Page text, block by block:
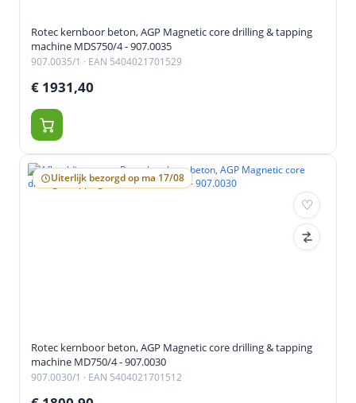
Rotec kernboor beton, AGP Magnetic core drilling & tapping
machine MDS750/4 - 907.0035
907.0035/1 · EAN 5404021701529
€ 1931,40
Uiterlijk bezorgd op ma 17/08
Rotec kernboor beton, AGP Magnetic core drilling & tapping
machine MD750/4 - 907.0030
907.0030/1 · EAN 5404021701512